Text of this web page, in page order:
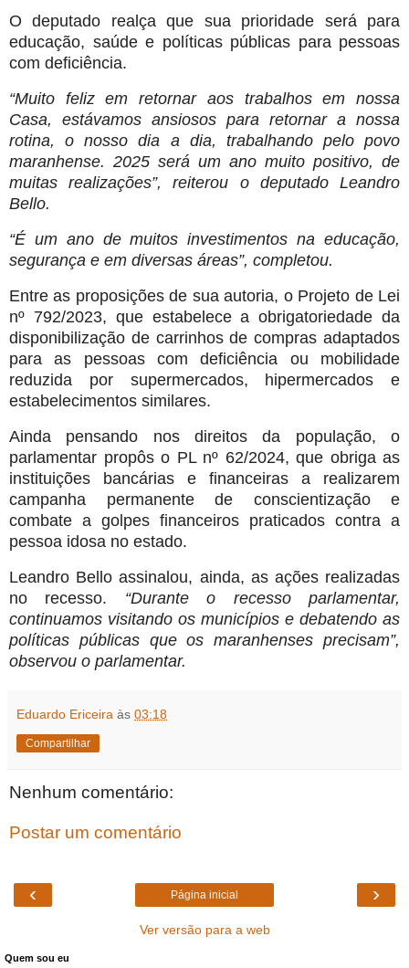
O deputado realça que sua prioridade será para
educação, saúde e políticas públicas para pessoas
com deficiência.
“Muito feliz em retornar aos trabalhos em nossa
Casa, estávamos ansiosos para retornar a nossa
rotina, o nosso dia a dia, trabalhando pelo povo
maranhense. 2025 será um ano muito positivo, de
muitas realizações”, reiterou o deputado Leandro
Bello.
“É um ano de muitos investimentos na educação,
segurança e em diversas áreas”, completou.
Entre as proposições de sua autoria, o Projeto de Lei
nº 792/2023, que estabelece a obrigatoriedade da
disponibilização de carrinhos de compras adaptados
para as pessoas com deficiência ou mobilidade
reduzida por supermercados, hipermercados e
estabelecimentos similares.
Ainda pensando nos direitos da população, o
parlamentar propôs o PL nº 62/2024, que obriga as
instituições bancárias e financeiras a realizarem
campanha permanente de conscientização e
combate a golpes financeiros praticados contra a
pessoa idosa no estado.
Leandro Bello assinalou, ainda, as ações realizadas
no recesso. “Durante o recesso parlamentar,
continuamos visitando os municípios e debatendo as
políticas públicas que os maranhenses precisam”,
observou o parlamentar.
Eduardo Ericeira às 03:18
Compartilhar
Nenhum comentário:
Postar um comentário
‹ ›
Página inicial
Ver versão para a web
Quem sou eu